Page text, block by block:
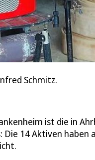
Schmitz.
ist die in
Die 14 Aktiven haben